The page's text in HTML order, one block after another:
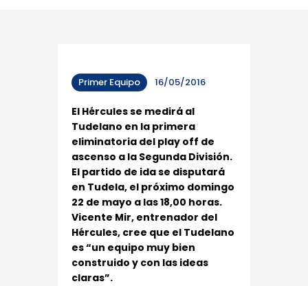
Primer Equipo 16/05/2016
El Hércules se medirá al
Tudelano en la primera
eliminatoria del play off de
ascenso a la Segunda División.
El partido de ida se disputará
en Tudela, el próximo domingo
22 de mayo a las 18,00 horas.
Vicente Mir, entrenador del
Hércules, cree que el Tudelano
es “un equipo muy bien
construido y con las ideas
claras”.